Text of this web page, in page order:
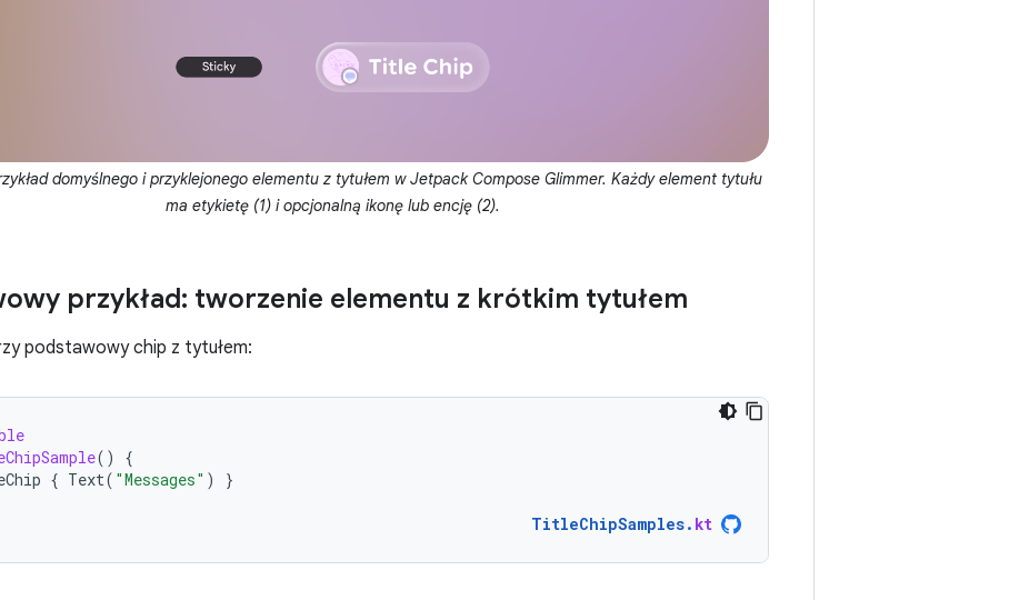
domyślnego i przyklejonego elementu z tytułem w Jetpack Compose Glimmer. Każdy element tytułu
ma etykietę (1) i opcjonalną ikonę lub encję (2).
przykład: tworzenie elementu z krótkim tytułem
podstawowy chip z tytułem:
()
{
{ Text( "Messages" )
}
TitleChipSamples. kt